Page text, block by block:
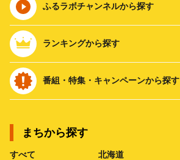
ふるラボチャンネルから探す
ランキングから探す
番組・特集・キャンペーンから探す
まちから探す
すべて 北海道